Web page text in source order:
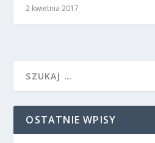
2 kwietnia 2017
OSTATNIE WPISY